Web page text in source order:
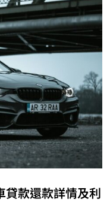
貸款還款詳情及利